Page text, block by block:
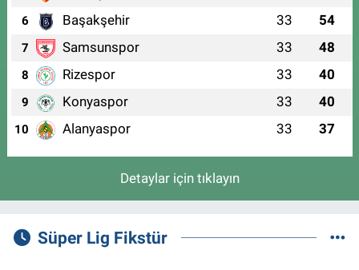
6 Başakşehir 33 54
7 Samsunspor 33 48
8 Rizespor 33 40
9 Konyaspor 33 40
10 Alanyaspor 33 37
Detaylar için tıklayın
Süper Lig Fikstür